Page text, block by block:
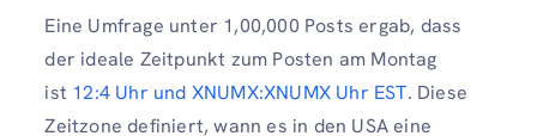
Eine Umfrage unter 1,00,000 Posts ergab, dass
der ideale Zeitpunkt zum Posten am Montag
ist 12:4 Uhr und XNUMX:XNUMX Uhr EST. Diese
Zeitzone definiert, wann es in den USA eine